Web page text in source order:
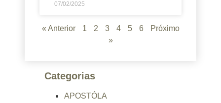
07/02/2025
« Anterior 1 2 3 4 5 6
Próximo
»
Categorias
APOSTÓLA